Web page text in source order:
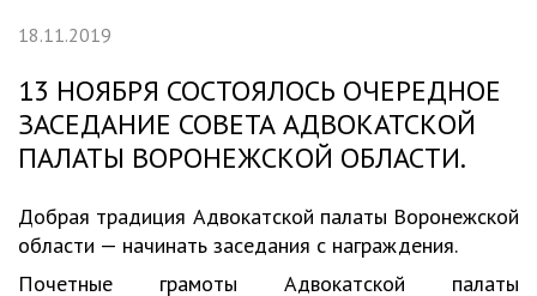
18.11.2019
13 НОЯБРЯ СОСТОЯЛОСЬ ОЧЕРЕДНОЕ
ЗАСЕДАНИЕ СОВЕТА АДВОКАТСКОЙ
ПАЛАТЫ ВОРОНЕЖСКОЙ ОБЛАСТИ.
Добрая традиция Адвокатской палаты Воронежской
области — начинать заседания с награждения.
Почетные грамоты Адвокатской палаты